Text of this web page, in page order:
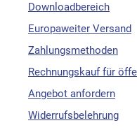
Downloadbereich
Europaweiter Versand
Zahlungsmethoden
Rechnungskauf für
Angebot anfordern
Widerrufsbelehrung